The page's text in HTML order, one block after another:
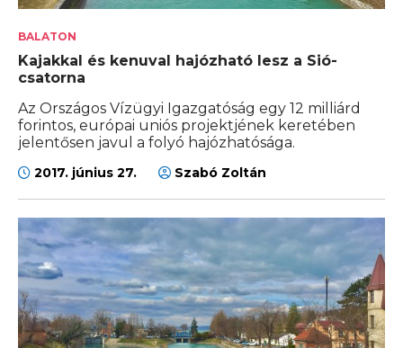
BALATON
Kajakkal és kenuval hajózható lesz a Sió-
csatorna
Az Országos Vízügyi Igazgatóság egy 12 milliárd
forintos, európai uniós projektjének keretében
jelentősen javul a folyó hajózhatósága.
2017. június 27. Szabó Zoltán